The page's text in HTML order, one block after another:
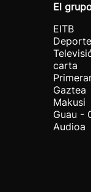
El
EITB
carta
Gaztea
Makusi
Guau -
Audioa